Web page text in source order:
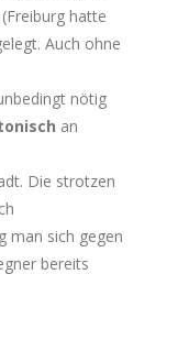
hatte
Auch ohne
nötig
an
Die strotzen
man sich gegen
bereits